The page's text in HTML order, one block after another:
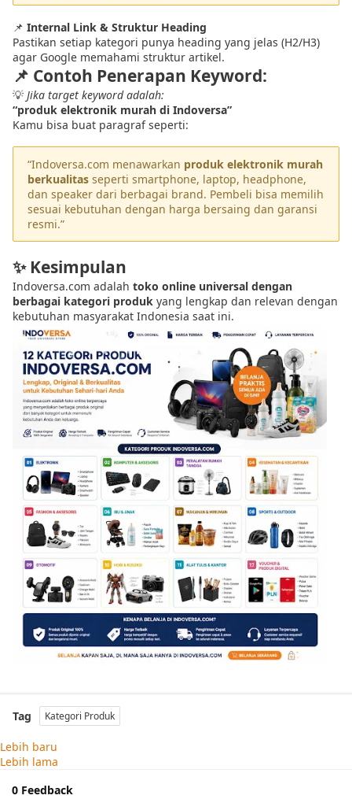
📌 Internal Link & Struktur Heading
Pastikan setiap kategori punya heading yang jelas (H2/H3)
agar Google memahami struktur artikel.
📌 Contoh Penerapan Keyword:
💡 Jika target keyword adalah:
“produk elektronik murah di Indoversa”
Kamu bisa buat paragraf seperti:
“Indoversa.com menawarkan produk elektronik murah
berkualitas seperti smartphone, laptop, headphone,
dan speaker dari berbagai brand. Pembeli bisa memilih
sesuai kebutuhan dengan harga bersaing dan garansi
resmi.”
✨ Kesimpulan
Indoversa.com adalah toko online universal dengan
berbagai kategori produk yang lengkap dan relevan dengan
kebutuhan masyarakat Indonesia saat ini.
Tag Kategori Produk
Lebih baru
Lebih lama
0 Feedback